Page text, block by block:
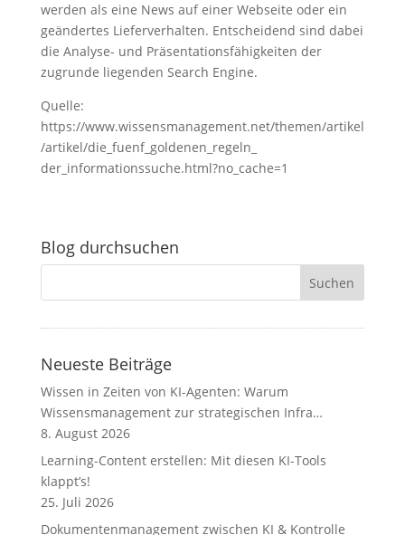
werden als eine News auf einer Webseite oder ein
geändertes Lieferverhalten. Entscheidend sind dabei
die Analyse- und Präsentationsfähigkeiten der
zugrunde liegenden Search Engine.
Quelle:
https://www.wissensmanagement.net/themen/artikel
/artikel/die_fuenf_goldenen_regeln_
der_informationssuche.html?no_cache=1
Blog durchsuchen
Neueste Beiträge
Wissen in Zeiten von KI-Agenten: Warum
Wissensmanagement zur strategischen Infra…
8. August 2026
Learning-Content erstellen: Mit diesen KI-Tools
klappt’s!
25. Juli 2026
Dokumentenmanagement zwischen KI & Kontrolle